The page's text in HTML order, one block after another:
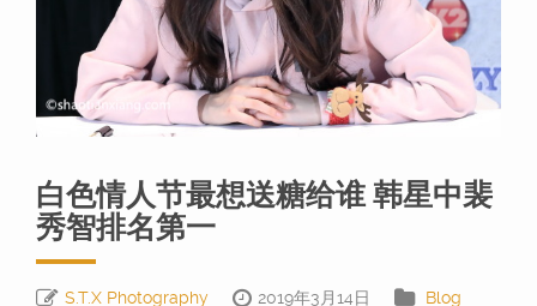
白色情人节最想送糖给谁 韩星中裴
秀智排名第一
S.T.X Photography 2019年3月14日
Blog